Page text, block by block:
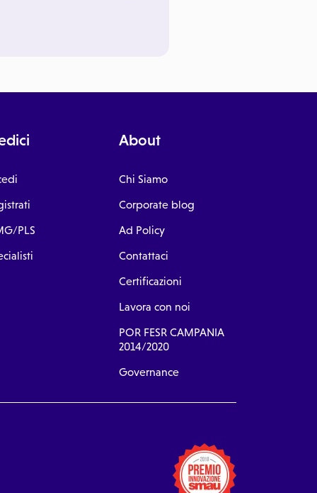
PLS
About
Chi Siamo
Corporate blog
Ad Policy
Contattaci
Certificazioni
Lavora con noi
POR FESR CAMPANIA
2014/2020
Governance